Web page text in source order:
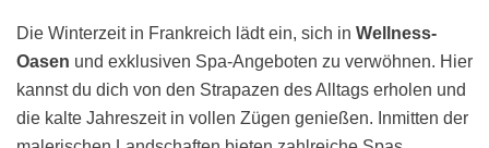
Die Winterzeit in Frankreich lädt ein, sich in Wellness-
Oasen und exklusiven Spa-Angeboten zu verwöhnen. Hier
kannst du dich von den Strapazen des Alltags erholen und
die kalte Jahreszeit in vollen Zügen genießen. Inmitten der